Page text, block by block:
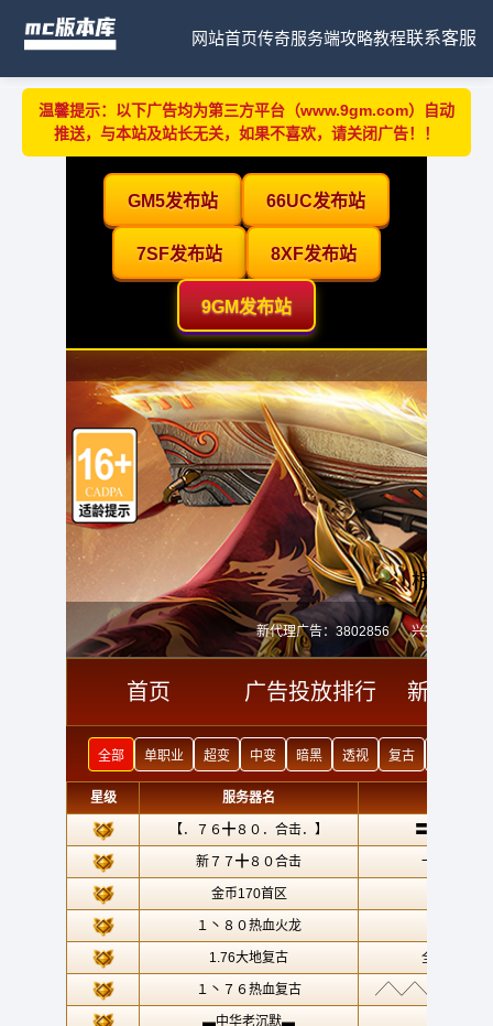
网站首页传奇服务端攻略教程联系客服
温馨提示：以下广告均为第三方平台（www.9gm.com）自动
推送，与本站及站长无关，如果不喜欢，请关闭广告！！